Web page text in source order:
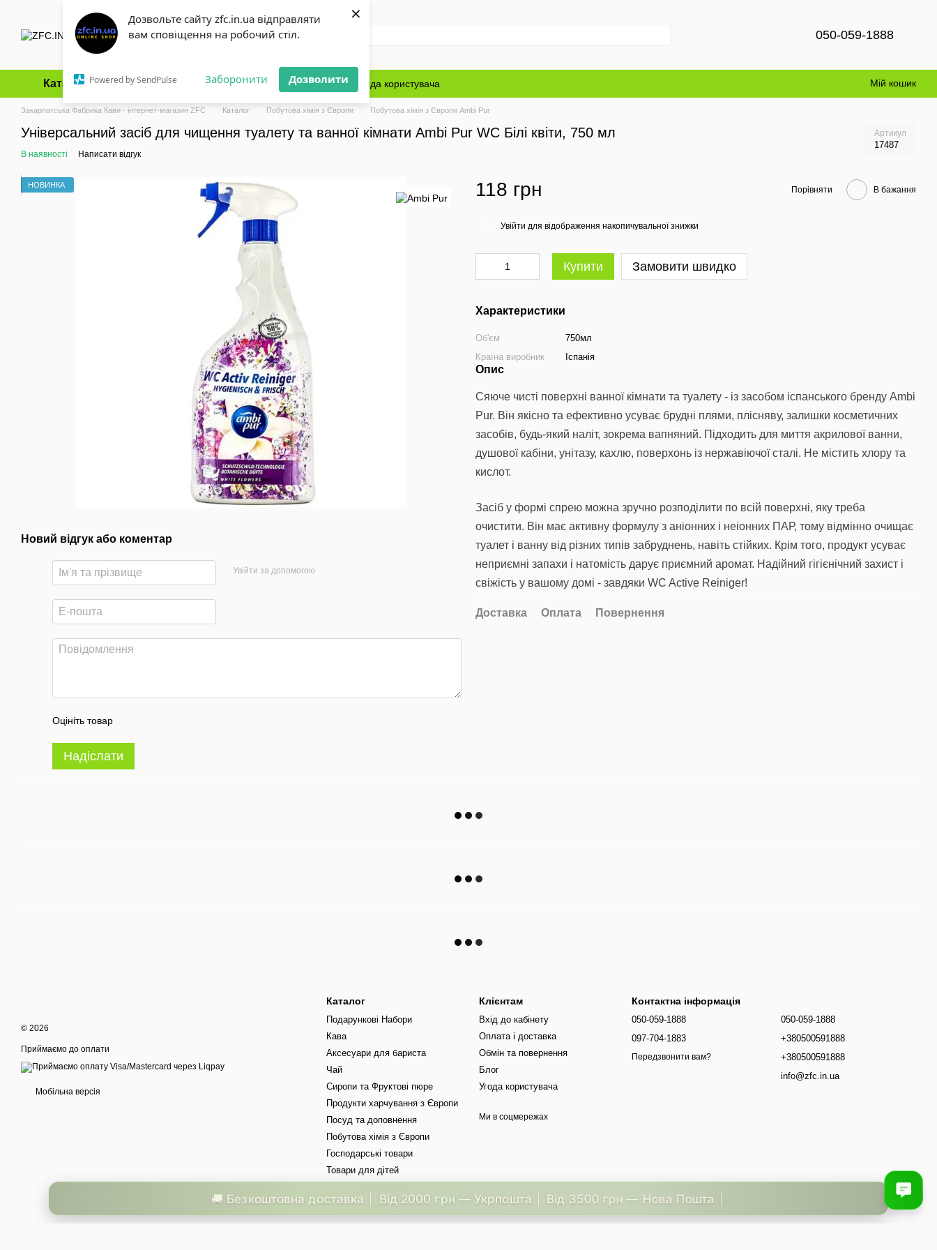
Дозвольте сайту zfc.in.ua відправляти
вам сповіщення на робочий стіл.
Powered by SendPulse Заборонити Дозволити
×
Перейти до основного контенту
050-059-1888
Каталог Оплата і доставка Обмін та повернення Блог Угода користувача Мій кошик
Закарпатська Фабрика Кави - інтернет-магазин ZFC Каталог Побутова хімія з Європи Побутова хімія з Європи Ambi Pur
Універсальний засіб для чищення туалету та ванної кімнати Ambi Pur WC Білі квіти, 750 мл Артикул
17487
В наявності Написати відгук
НОВИНКА
Новий відгук або коментар
Увійти за допомогою
Оцініть товар
Надіслати
118 грн Порівняти В бажання
Увійти для відображення накопичувальної знижки
Купити Замовити швидко
Характеристики
Об'єм
750мл
Країна виробник
Іспанія
Опис
Сяюче чисті поверхні ванної кімнати та туалету - із засобом іспанського бренду Ambi
Pur. Він якісно та ефективно усуває брудні плями, плісняву, залишки косметичних
засобів, будь-який наліт, зокрема вапняний. Підходить для миття акрилової ванни,
душової кабіни, унітазу, кахлю, поверхонь із нержавіючої сталі. Не містить хлору та
кислот.
Засіб у формі спрею можна зручно розподілити по всій поверхні, яку треба
очистити. Він має активну формулу з аніонних і неіонних ПАР, тому відмінно очищає
туалет і ванну від різних типів забруднень, навіть стійких. Крім того, продукт усуває
неприємні запахи і натомість дарує приємний аромат. Надійний гігієнічний захист і
свіжість у вашому домі - завдяки WC Active Reiniger!
Доставка Оплата Повернення
© 2026
Приймаємо до оплати
Мобільна версія
Каталог
Подарункові Набори
Кава
Аксесуари для бариста
Чай
Сиропи та Фруктові пюре
Продукти харчування з Європи
Посуд та доповнення
Побутова хімія з Європи
Господарські товари
Товари для дітей
Клієнтам
Вхід до кабінету
Оплата і доставка
Обмін та повернення
Блог
Угода користувача
Ми в соцмережах
Контактна інформація
050-059-1888
097-704-1883
Передзвонити вам?
050-059-1888
+380500591888
+380500591888
info@zfc.in.ua